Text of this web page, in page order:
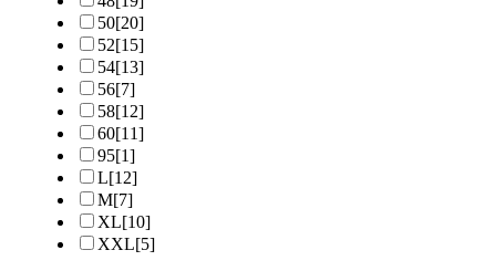
50[20]
52[15]
54[13]
56[7]
58[12]
60[11]
95[1]
L[12]
M[7]
XL[10]
XXL[5]